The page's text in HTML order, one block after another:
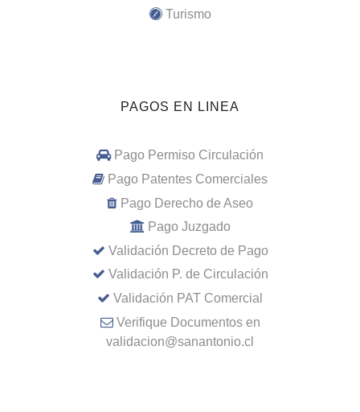
Turismo
PAGOS EN LINEA
Pago Permiso Circulación
Pago Patentes Comerciales
Pago Derecho de Aseo
Pago Juzgado
Validación Decreto de Pago
Validación P. de Circulación
Validación PAT Comercial
Verifique Documentos en
validacion@sanantonio.cl